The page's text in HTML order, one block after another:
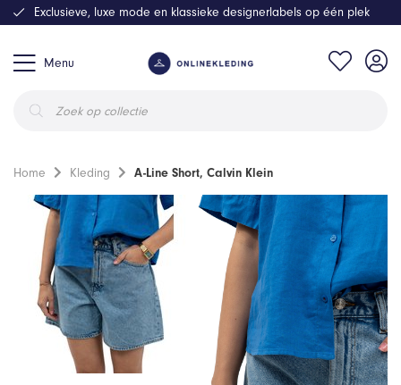
Menu
zoeken
Exclusieve, luxe mode en klassieke designerlabels op één plek
Home Kleding A-Line Short, Calvin Klein